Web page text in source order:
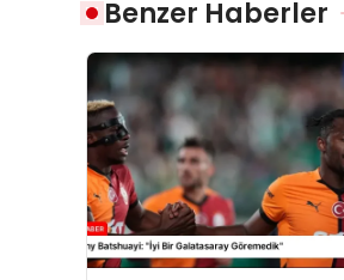
Benzer Haberler